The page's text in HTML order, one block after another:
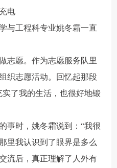
电
与工程科专业姚冬霜一直
志愿。作为志愿服务队里
织志愿活动。回忆起那段
了我的生活，也很好地锻
事时，姚冬霜说到：“我很
里我认识到了眼界是多么
流后，真正理解了人外有